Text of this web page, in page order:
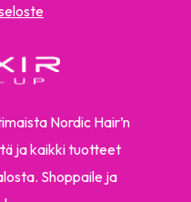
Nordic Hair’n
ja kaikki tuotteet
Shoppaile ja